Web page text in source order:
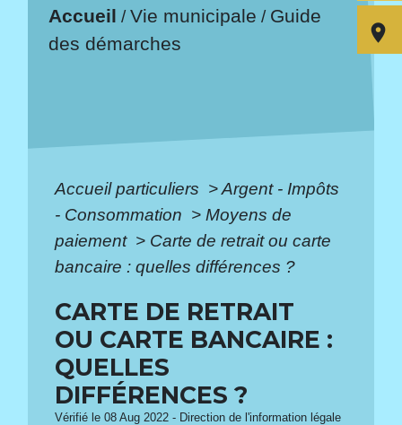
Accueil /Vie municipale / Guide
des démarches
Accueil particuliers >Argent - Impôts
- Consommation > Moyens de
paiement > Carte de retrait ou carte
bancaire : quelles différences ?
CARTE DE RETRAIT
OU CARTE BANCAIRE :
QUELLES
DIFFÉRENCES ?
Vérifié le 08 Aug 2022 - Direction de l'information légale
room